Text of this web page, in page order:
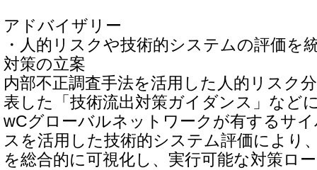
アドバイザリー
・人的リスクや技術的システムの評価を
対策の立案
内部不正調査手法を活用した人的リスク
表した「技術流出対策ガイダンス」など
wCグローバルネットワークが有するサ
スを活用した技術的システム評価により
を総合的に可視化し、実行可能な対策ロ